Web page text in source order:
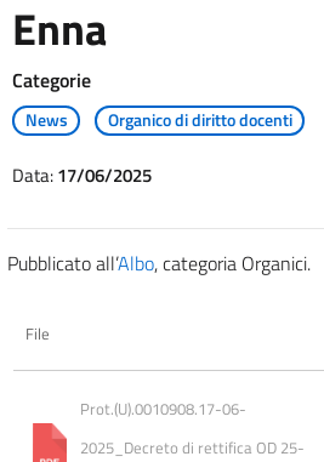
Enna
Categorie
News Organico di diritto docenti
Data:17/06/2025
Pubblicato all’Albo, categoria Organici.
File
Prot.(U).0010908.17-06-
2025_Decreto di rettifica OD 25-